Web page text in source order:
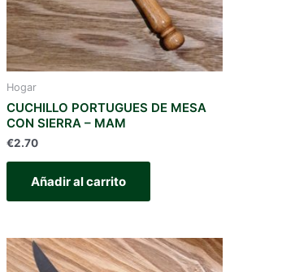
Hogar
CUCHILLO PORTUGUES DE MESA
CON SIERRA – MAM
€2.70
Añadir al carrito